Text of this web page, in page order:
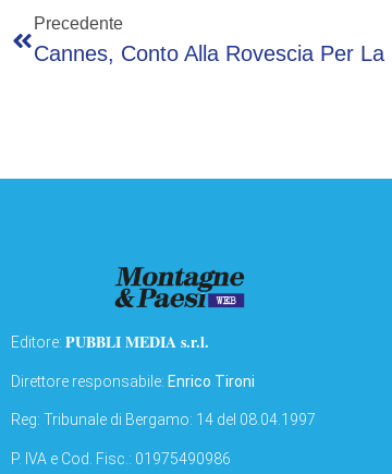
Precedente
Editore: PUBBLI MEDIA s.r.l.
Direttore responsabile: Enrico Tironi
Reg: Tribunale di Bergamo: 14 del 08.04.1997
P. IVA e Cod. Fisc.: 01975490986